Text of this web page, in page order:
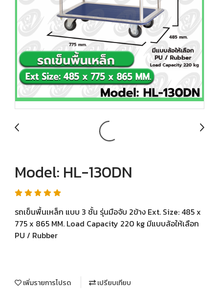
Model: HL-130DN
รถเข็นพื้นเหล็ก แบบ 3 ชั้น รุ่นมือจับ 2ข้าง Ext. Size: 485 x
775 x 865 MM. Load Capacity 220 kg มีแบบล้อให้เลือก
PU / Rubber
เพิ่มรายการโปรด เปรียบเทียบ